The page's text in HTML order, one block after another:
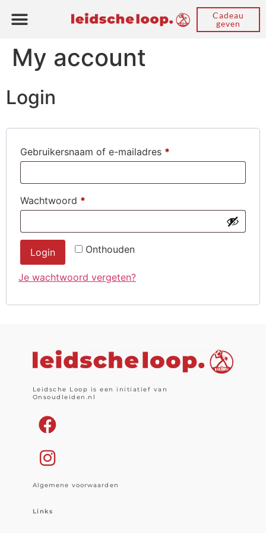
Cadeau
geven
My account
Login
Gebruikersnaam of e-mailadres *
Wachtwoord *
Onthouden
Login
Je wachtwoord vergeten?
Leidsche Loop is een initiatief van
Onsoudleiden.nl
Algemene voorwaarden
Links